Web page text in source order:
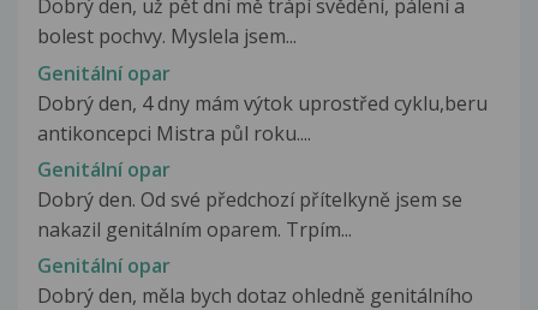
Dobrý den, už pět dní mě trápí svědění, pálení a
bolest pochvy. Myslela jsem...
Genitální opar
Dobrý den, 4 dny mám výtok uprostřed cyklu,beru
antikoncepci Mistra půl roku....
Genitální opar
Dobrý den. Od své předchozí přítelkyně jsem se
nakazil genitálním oparem. Trpím...
Genitální opar
Dobrý den, měla bych dotaz ohledně genitálního